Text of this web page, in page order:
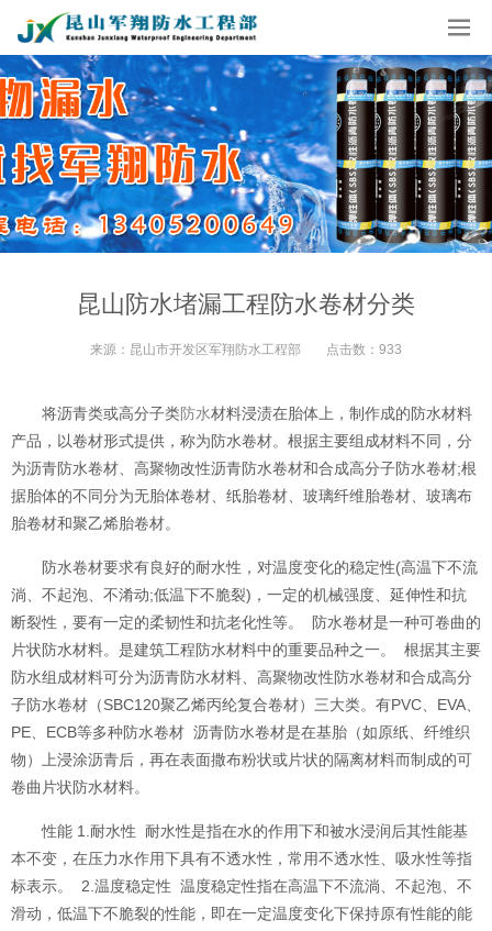
昆山防水堵漏工程防水卷材分类
来源：昆山市开发区军翔防水工程部 点击数： 933
将沥青类或高分子类防水材料浸渍在胎体上，制作成的防水材料
产品，以卷材形式提供，称为防水卷材。根据主要组成材料不同，分
为沥青防水卷材、高聚物改性沥青防水卷材和合成高分子防水卷材;根
据胎体的不同分为无胎体卷材、纸胎卷材、玻璃纤维胎卷材、玻璃布
胎卷材和聚乙烯胎卷材。
防水卷材要求有良好的耐水性，对温度变化的稳定性(高温下不流
淌、不起泡、不淆动;低温下不脆裂)，一定的机械强度、延伸性和抗
断裂性，要有一定的柔韧性和抗老化性等。 防水卷材是一种可卷曲的
片状防水材料。是建筑工程防水材料中的重要品种之一。 根据其主要
防水组成材料可分为沥青防水材料、高聚物改性防水卷材和合成高分
子防水卷材（SBC120聚乙烯丙纶复合卷材）三大类。有PVC、EVA、
PE、ECB等多种防水卷材 沥青防水卷材是在基胎（如原纸、纤维织
物）上浸涂沥青后，再在表面撒布粉状或片状的隔离材料而制成的可
卷曲片状防水材料。
性能 1.耐水性 耐水性是指在水的作用下和被水浸润后其性能基
本不变，在压力水作用下具有不透水性，常用不透水性、吸水性等指
标表示。 2.温度稳定性 温度稳定性指在高温下不流淌、不起泡、不
滑动，低温下不脆裂的性能，即在一定温度变化下保持原有性能的能